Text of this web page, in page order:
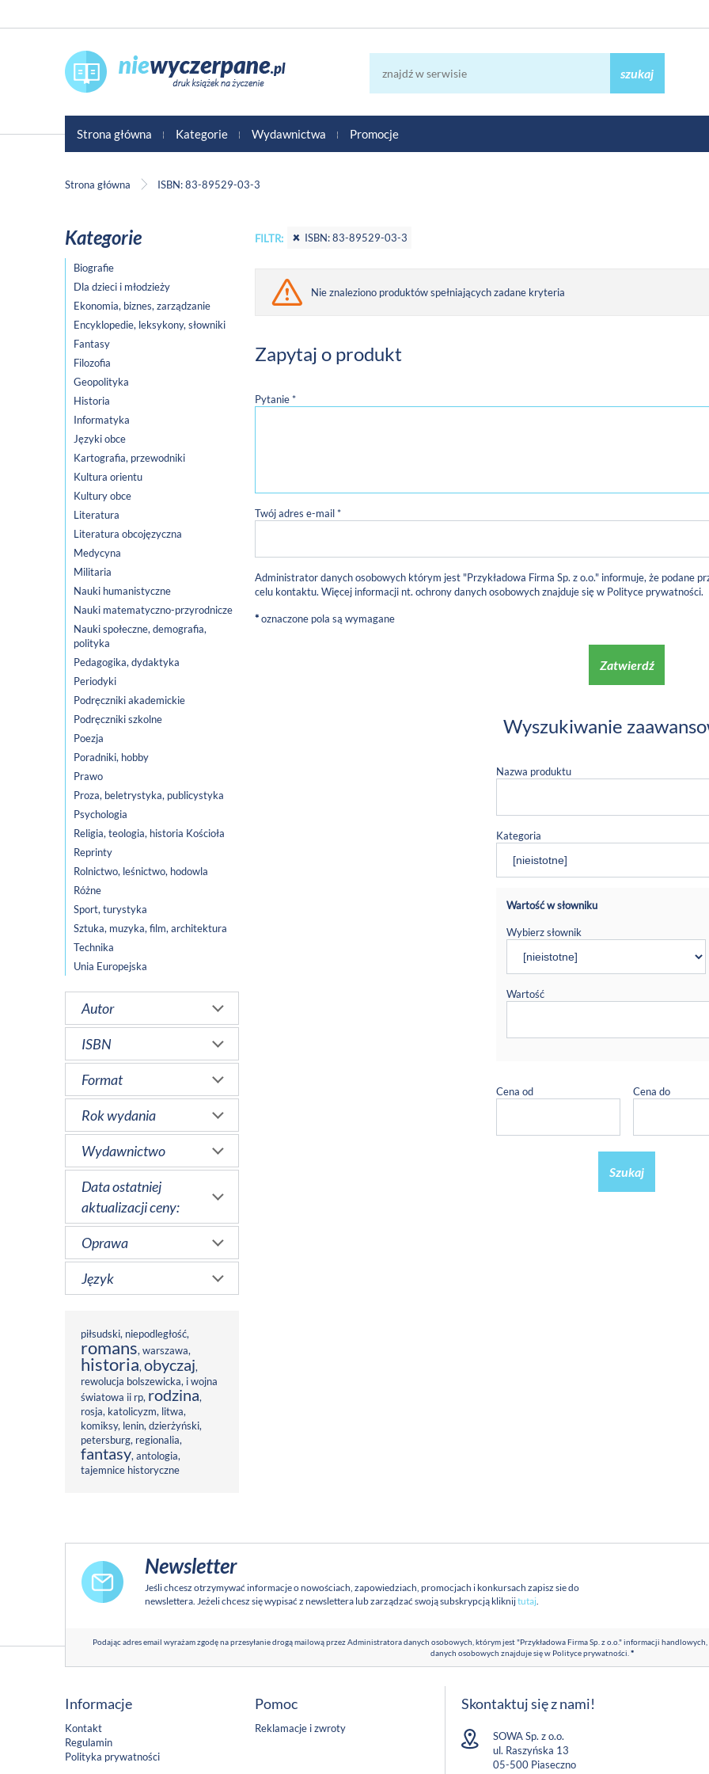
szukaj
Strona główna Kategorie Wydawnictwa Promocje
Strona główna ISBN: 83-89529-03-3
Kategorie
Biografie
Dla dzieci i młodzieży
Ekonomia, biznes, zarządzanie
Encyklopedie, leksykony, słowniki
Fantasy
Filozofia
Geopolityka
Historia
Informatyka
Języki obce
Kartografia, przewodniki
Kultura orientu
Kultury obce
Literatura
Literatura obcojęzyczna
Medycyna
Militaria
Nauki humanistyczne
Nauki matematyczno-przyrodnicze
Nauki społeczne, demografia,
polityka
Pedagogika, dydaktyka
Periodyki
Podręczniki akademickie
Podręczniki szkolne
Poezja
Poradniki, hobby
Prawo
Proza, beletrystyka, publicystyka
Psychologia
Religia, teologia, historia Kościoła
Reprinty
Rolnictwo, leśnictwo, hodowla
Różne
Sport, turystyka
Sztuka, muzyka, film, architektura
Technika
Unia Europejska
Autor
ISBN
Format
Rok wydania
Wydawnictwo
Data ostatniej
aktualizacji ceny:
Oprawa
Język
piłsudski, niepodległość,
romans,warszawa,
historia,obyczaj,
rewolucja bolszewicka, i wojna
światowa ii rp, rodzina,
rosja, katolicyzm, litwa,
komiksy, lenin,dzierżyński,
petersburg, regionalia,
fantasy,antologia,
tajemnice historyczne
FILTR: ISBN: 83-89529-03-3
Nie znaleziono produktów spełniających zadane kryteria
Zapytaj o produkt
Pytanie *
Twój adres e-mail *
Administrator danych osobowych którym jest "Przykładowa Firma Sp. z o.o." informuje, że podane
celu kontaktu. Więcej informacji nt. ochrony danych osobowych znajduje się w Polityce prywatności.
*oznaczone pola są wymagane
Zatwierdź
Wyszukiwanie
Nazwa produktu
Kategoria
Wartość w słowniku
Wybierz słownik
Wartość
Cena od Cena do
Szukaj
Newsletter
Jeśli chcesz otrzymywać informacje o nowościach, zapowiedziach, promocjach i konkursach zapisz sie do
newslettera. Jeżeli chcesz się wypisać z newslettera lub zarządzać swoją subskrypcją kliknijtutaj.
Podając adres email wyrażam zgodę na przesyłanie drogą mailową przez Administratora danych osobowych, którym jest "Przykładowa Firma Sp. z o.o." informacji
danych osobowych znajduje się w Polityce prywatności.*
Informacje
Kontakt
Regulamin
Polityka prywatności
Pomoc
Reklamacje i zwroty
Skontaktuj się z nami!
SOWA Sp. z o.o.
ul. Raszyńska 13
05-500 Piaseczno